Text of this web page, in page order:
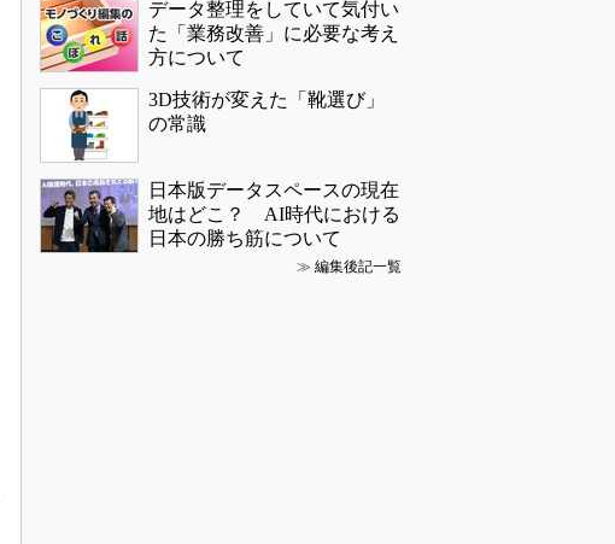
データ整理をしていて気付い
た「業務改善」に必要な考え
方について
3D技術が変えた「靴選び」
の常識
日本版データスペースの現在
地はどこ？ AI時代における
日本の勝ち筋について
≫ 編集後記一覧